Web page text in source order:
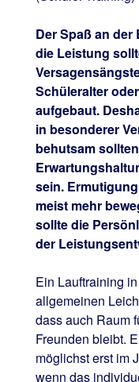
Der Spaß an
die Leistung
Schüleralter
aufgebaut.
in besonderer
behutsam
sein.
meist mehr
sollte die
der
Ein Lauftraining
allgemeinen
dass auch Raum
Freunden bleibt.
möglichst erst im
wenn das